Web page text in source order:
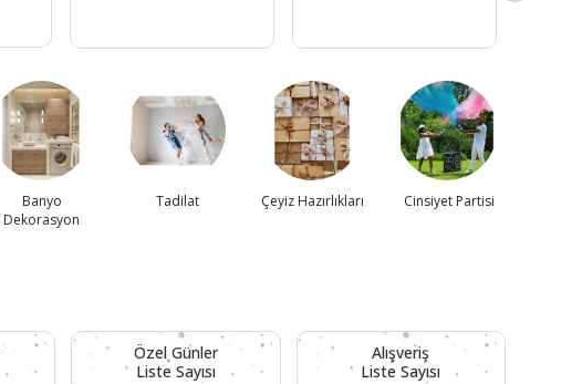
Banyo
Dekorasyon
Tadilat Çeyiz Hazırlıkları Cinsiyet Partisi
Özel Günler
Liste Sayısı
Alışveriş
Liste Sayısı